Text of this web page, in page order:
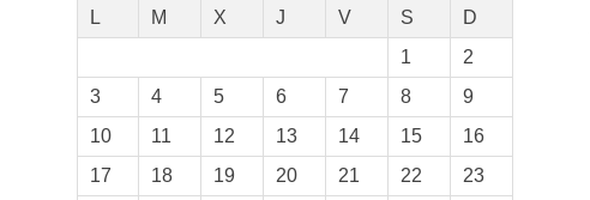
L
M X J V S
D
1
2
3
4 5 6 7 8
9
10
11 12 13 14 15
16
17
18 19 20 21 22
23